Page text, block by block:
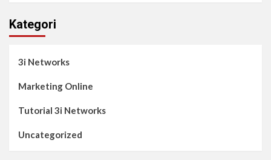
Kategori
3i Networks
Marketing Online
Tutorial 3i Networks
Uncategorized